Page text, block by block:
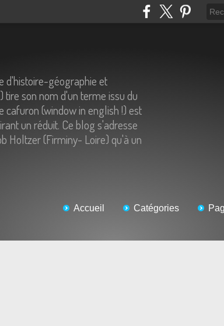
d'histoire-géographie et
tire son nom d'un terme issu du
(window in english !) est
un réduit. Ce blog s'adresse
Holtzer (Firminy- Loire) qu'à un
Accueil Catégories